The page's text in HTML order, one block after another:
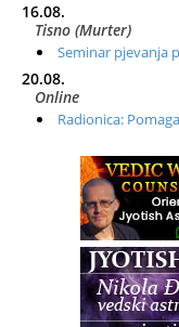
16.08.
Tisno (Murter)
Seminar pjevanja
20.08.
Online
Radionica:
Zagreb+Online
Osnovni
Access BARS®,